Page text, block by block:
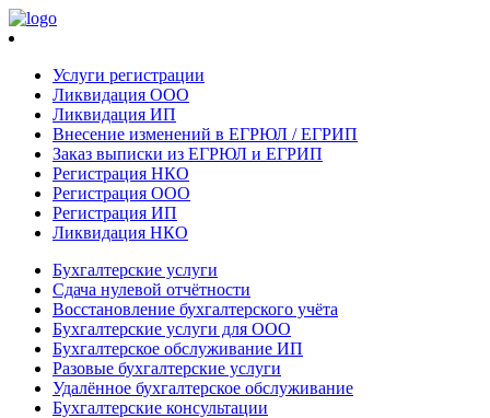
Услуги регистрации
Ликвидация ООО
Ликвидация ИП
Внесение изменений в ЕГРЮЛ / ЕГРИП
Заказ выписки из ЕГРЮЛ и ЕГРИП
Регистрация НКО
Регистрация ООО
Регистрация ИП
Ликвидация НКО
Бухгалтерские услуги
Сдача нулевой отчётности
Восстановление бухгалтерского учёта
Бухгалтерские услуги для ООО
Бухгалтерское обслуживание ИП
Разовые бухгалтерские услуги
Удалённое бухгалтерское обслуживание
Бухгалтерские консультации